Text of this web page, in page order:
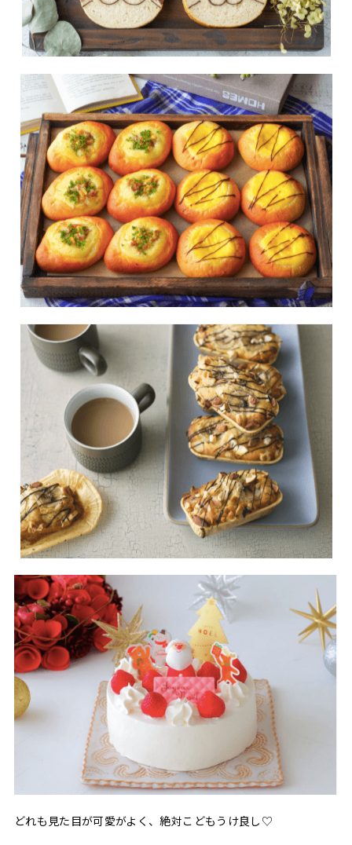
どれも見た目が可愛がよく、絶対こどもうけ良し♡